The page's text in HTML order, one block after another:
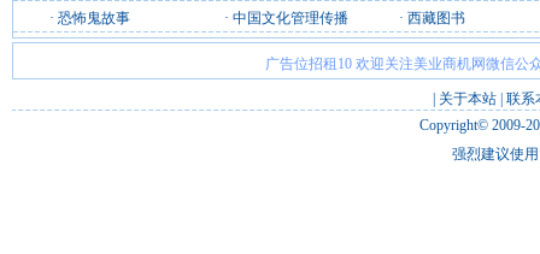
· 恐怖鬼故事 · 中国文化管理传播 · 西藏图书
广告位招租10 欢迎关注美业商机网微信公
关于本站 联系
Copyright© 2009-
强烈建议使